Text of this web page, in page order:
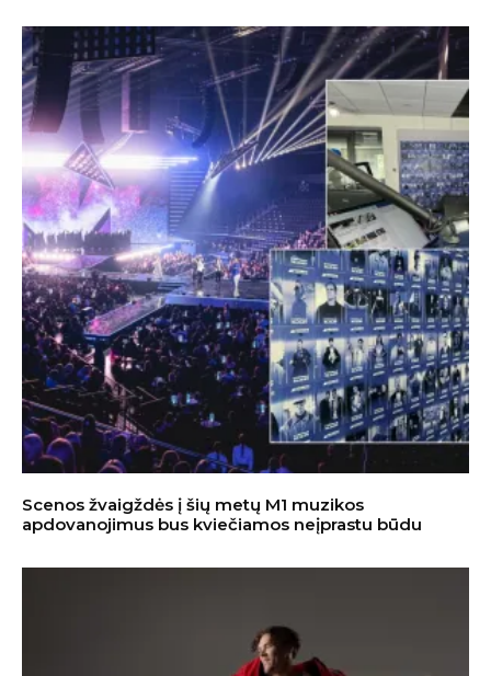
Scenos žvaigždės į šių metų M1 muzikos
apdovanojimus bus kviečiamos neįprastu būdu